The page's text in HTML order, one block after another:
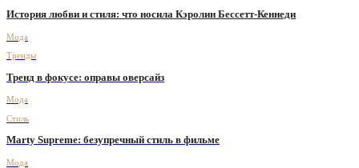
История любви и стиля: что носила Кэролин Бессетт-Кеннеди
Мода
Тренды
Тренд в фокусе: оправы оверсайз
Мода
Стиль
Marty Supreme: безупречный стиль в фильме
Мода